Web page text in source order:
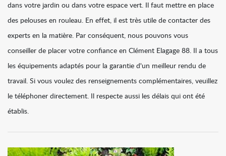
dans votre jardin ou dans votre espace vert. Il faut mettre en place
des pelouses en rouleau. En effet, il est très utile de contacter des
experts en la matière. Par conséquent, nous pouvons vous
conseiller de placer votre confiance en Clément Elagage 88. Il a tous
les équipements adaptés pour la garantie d'un meilleur rendu de
travail. Si vous voulez des renseignements complémentaires, veuillez
le téléphoner directement. Il respecte aussi les délais qui ont été
établis.